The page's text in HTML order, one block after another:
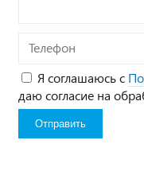
Телефон
Я соглашаюсь с
даю согласие на